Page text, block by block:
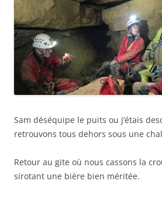
Sam déséquipe le puits ou j’étais
retrouvons tous dehors sous une
Retour au gite où nous cassons la
sirotant une bière bien méritée.